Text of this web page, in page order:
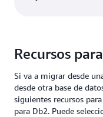
Recursos
Si va a migrar desde
desde otra base de
siguientes recursos
para Db2. Puede